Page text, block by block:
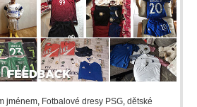
jménem Fotbalové dresy PSG dětské